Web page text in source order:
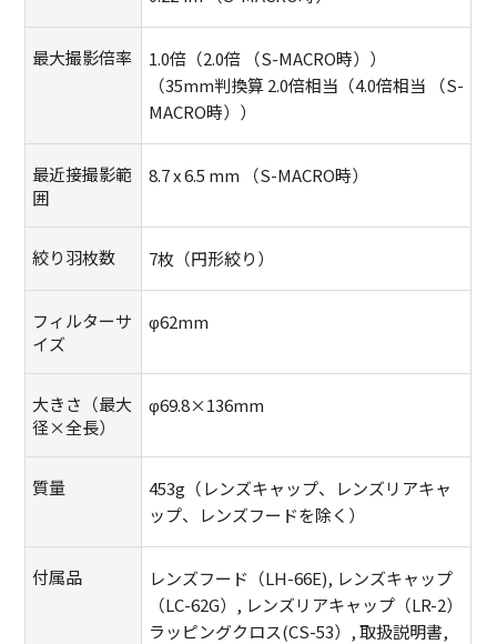
最大撮影倍率
1.0倍（2.0倍 （S-MACRO時））
（35mm判換算 2.0倍相当（4.0倍相当 （S-
MACRO時））
最近接撮影範
囲
8.7 x 6.5 mm （S-MACRO時）
絞り羽枚数 7枚（円形絞り）
フィルターサ
イズ
φ62mm
大きさ（最大
径×全長）
φ69.8×136mm
質量
453g（レンズキャップ、レンズリアキャ
ップ、レンズフードを除く）
付属品
レンズフード（LH-66E), レンズキャップ
（LC-62G）, レンズリアキャップ（LR-2）
ラッピングクロス(CS-53）, 取扱説明書,